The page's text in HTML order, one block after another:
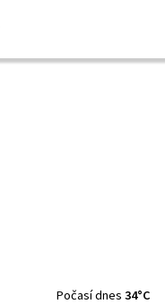
Počasí dnes 34°C